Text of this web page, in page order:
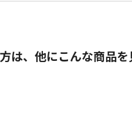
は、他にこんな商品